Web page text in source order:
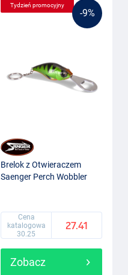
-9%
Tydzień promocyjny
Brelok z Otwieraczem
Saenger Perch Wobbler
Cena
katalogowa
30.25
27.41
Zobacz